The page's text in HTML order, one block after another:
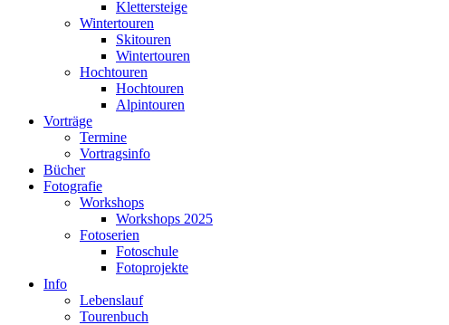
Klettersteige
Wintertouren
Skitouren
Wintertouren
Hochtouren
Hochtouren
Alpintouren
Vorträge
Termine
Vortragsinfo
Bücher
Fotografie
Workshops
Workshops 2025
Fotoserien
Fotoschule
Fotoprojekte
Info
Lebenslauf
Tourenbuch